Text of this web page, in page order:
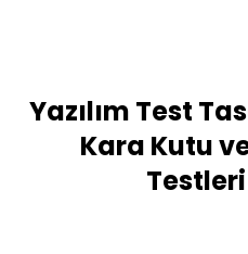
Yazılım Test
Kara Kutu